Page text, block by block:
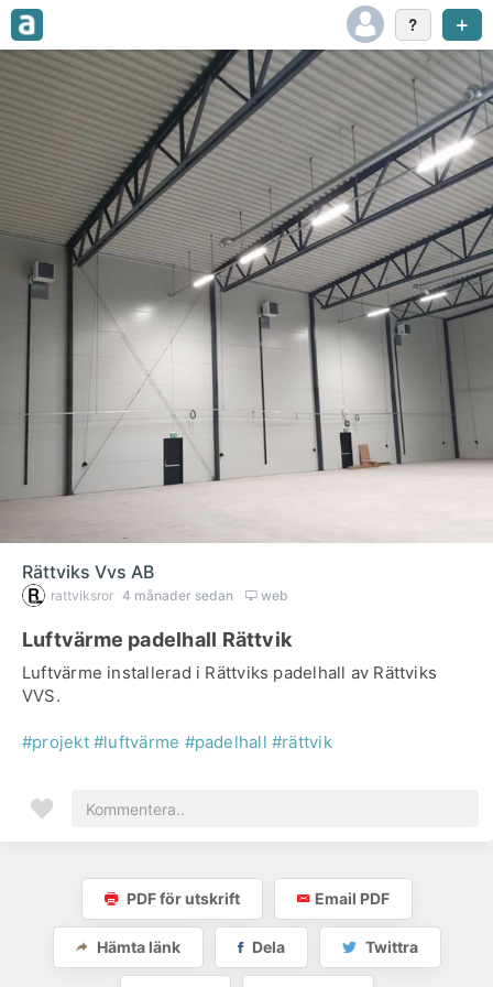
Rättviks Vvs AB
rattviksror 4 månader sedan web
Luftvärme padelhall Rättvik
Luftvärme installerad i Rättviks padelhall av Rättviks
VVS.
#projekt #luftvärme #padelhall #rättvik
PDF för utskrift Email PDF
Hämta länk Dela Twittra